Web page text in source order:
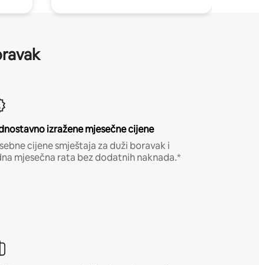
izražene mjesečne cijene
cijene smještaja za duži boravak i
mjesečna rata bez dodatnih naknada.*